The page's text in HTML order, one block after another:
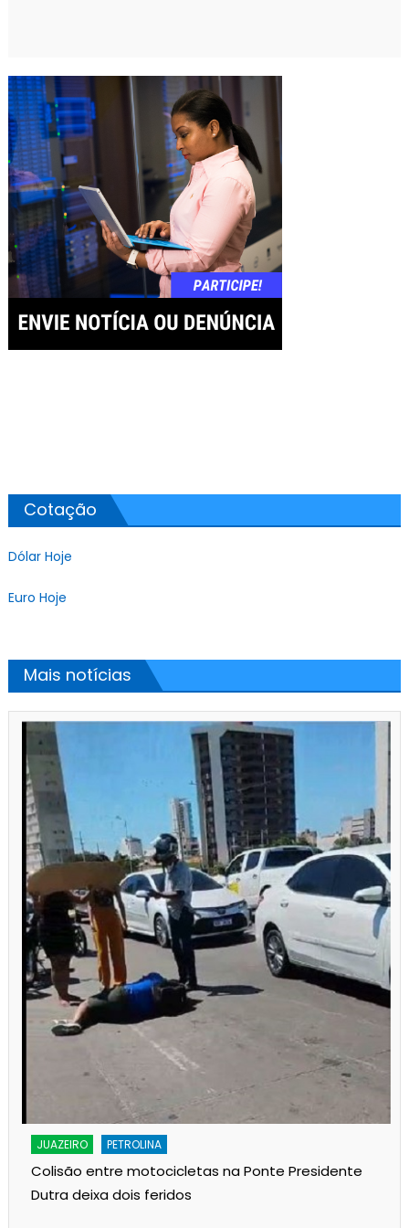
Cotação
Dólar Hoje
Euro Hoje
Mais notícias
JUAZEIRO PETROLINA
Colisão entre motocicletas na Ponte Presidente
Dutra deixa dois feridos